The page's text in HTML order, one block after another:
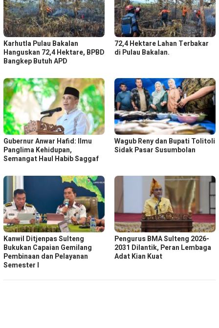
Karhutla Pulau Bakalan
Hanguskan 72,4 Hektare, BPBD
Bangkep Butuh APD
72,4 Hektare Lahan Terbakar
di Pulau Bakalan.
Gubernur Anwar Hafid: Ilmu
Panglima Kehidupan,
Semangat Haul Habib Saggaf
Wagub Reny dan Bupati Tolitoli
Sidak Pasar Susumbolan
Kanwil Ditjenpas Sulteng
Bukukan Capaian Gemilang
Pembinaan dan Pelayanan
Semester I
Pengurus BMA Sulteng 2026-
2031 Dilantik, Peran Lembaga
Adat Kian Kuat